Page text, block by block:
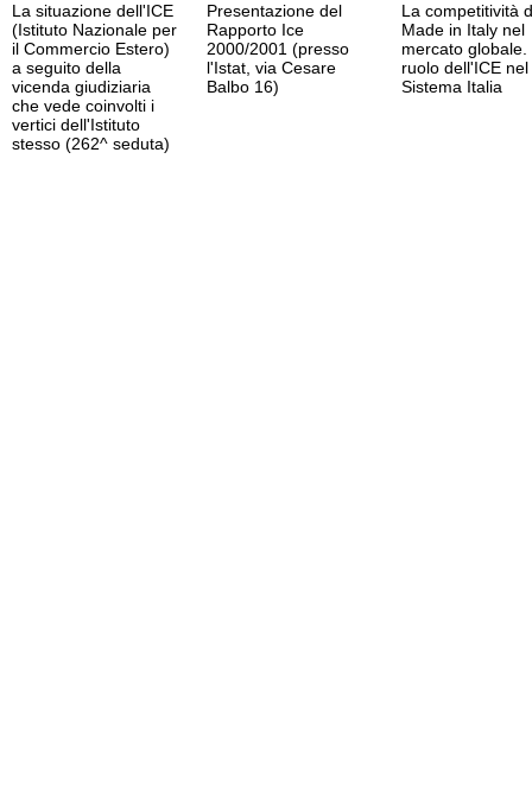
La situazione dell'ICE
(Istituto Nazionale per
il Commercio Estero)
a seguito della
vicenda giudiziaria
che vede coinvolti i
vertici dell'Istituto
stesso (262^ seduta)
Presentazione del
Rapporto Ice
2000/2001 (presso
l'Istat, via Cesare
Balbo 16)
La competitività
Made in Italy nel
mercato globale.
ruolo dell'ICE nel
Sistema Italia